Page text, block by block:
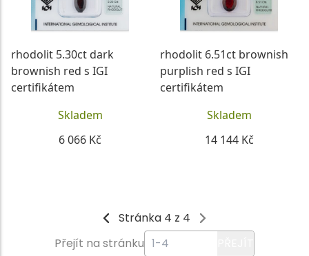
rhodolit 5.30ct dark
brownish red s IGI
certifikátem
Skladem
6 066 Kč
rhodolit 6.51ct brownish
purplish red s IGI
certifikátem
Skladem
14 144 Kč
Stránka 4 z 4
Přejít na stránku